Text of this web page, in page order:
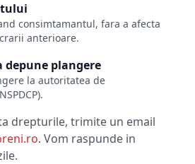
consimtamantul, fara a afecta
anterioare.
depune plangere
la autoritatea de
drepturile, trimite un email
. Vom raspunde in